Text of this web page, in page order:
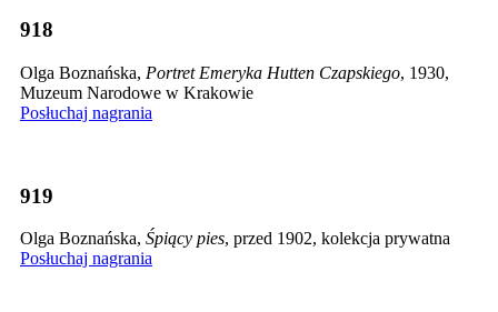
918
Olga Boznańska, Portret Emeryka Hutten Czapskiego, 1930,
Muzeum Narodowe w Krakowie
Posłuchaj nagrania
919
Olga Boznańska, Śpiący pies, przed 1902, kolekcja prywatna
Posłuchaj nagrania